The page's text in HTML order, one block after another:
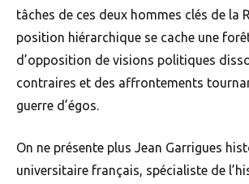
tâches de ces deux hommes clés de la
position hiérarchique se cache une
d’opposition de visions politiques
contraires et des affrontements
guerre d’égos.
On ne présente plus Jean Garrigues
universitaire français, spécialiste de